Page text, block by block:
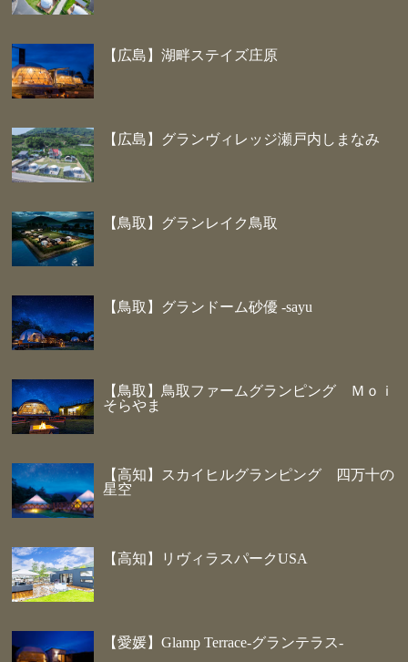
【広島】湖畔ステイズ庄原
【広島】グランヴィレッジ瀬戸内しまなみ
【鳥取】グランレイク鳥取
【鳥取】グランドーム砂優 -sayu
【鳥取】鳥取ファームグランピング Ｍｏｉ
そらやま
【高知】スカイヒルグランピング 四万十の
星空
【高知】リヴィラスパークUSA
【愛媛】Glamp Terrace-グランテラス-